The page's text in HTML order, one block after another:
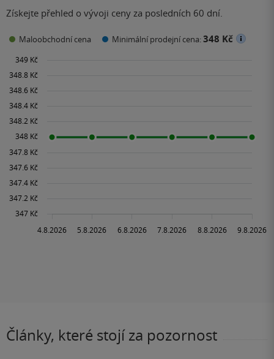
Získejte přehled o vývoji ceny za posledních 60 dní.
Maloobchodní cena Minimální prodejní cena:348 Kč
Články, které stojí za pozornost